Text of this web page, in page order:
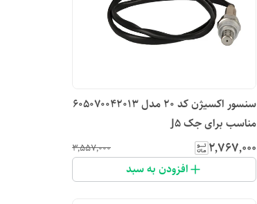
سنسور اکسیژن کد ۲۰ مدل 605070042013
مناسب برای جک J5
۲٬۷۶۷٬۰۰۰ ۳٬۵۵۷٬۰۰۰
افزودن به سبد